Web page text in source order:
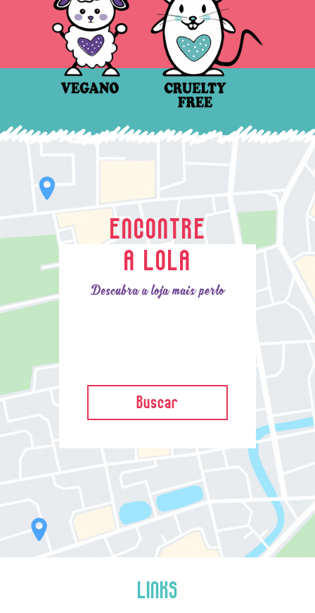
ENCONTRE
A LOLA
Descubra a loja mais perto
Buscar
LINKS